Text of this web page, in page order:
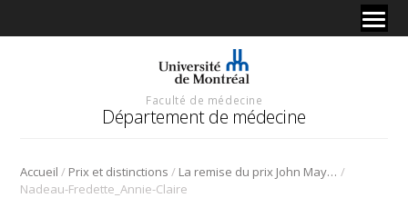
Faculté de médecine
Département de médecine
Accueil / Prix et distinctions / La remise du prix John Mayer /
Nadeau-Fredette_Annie-Claire